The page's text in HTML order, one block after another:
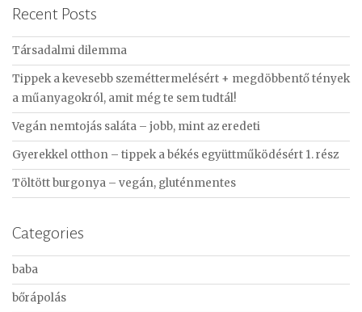
r
c
h
f
o
r
:
Recent Posts
Társadalmi dilemma
Tippek a kevesebb szeméttermelésért + megdöbbentő tények
a műanyagokról, amit még te sem tudtál!
Vegán nemtojás saláta – jobb, mint az eredeti
Gyerekkel otthon – tippek a békés együttműködésért 1. rész
Töltött burgonya – vegán, gluténmentes
Categories
baba
bőrápolás